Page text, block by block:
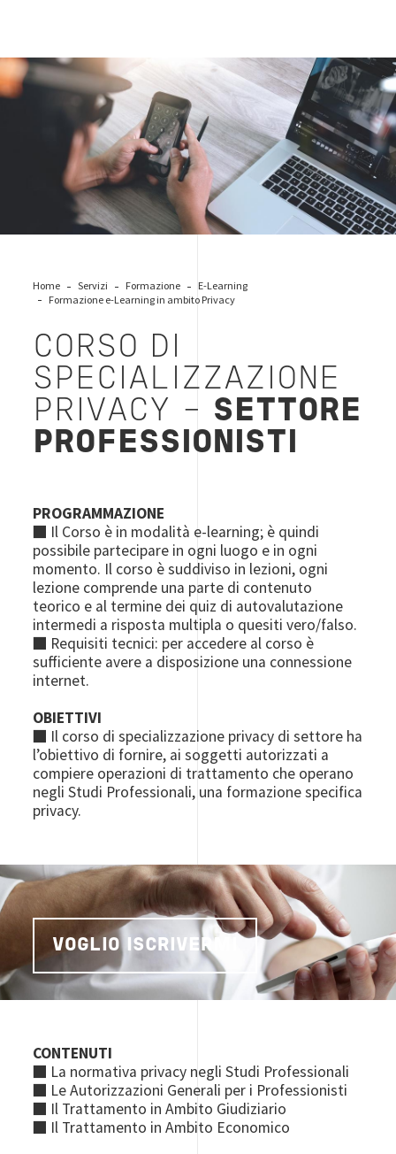
contact-mobile
Home Servizi Formazione
E-Learning
Formazione e-Learning in ambito Privacy
CORSO DI
SPECIALIZZAZIONE
PRIVACY - SETTORE
PROFESSIONISTI
PROGRAMMAZIONE
■ Il Corso è in modalità e-learning; è quindi
possibile partecipare in ogni luogo e in ogni
momento. Il corso è suddiviso in lezioni, ogni
lezione comprende una parte di contenuto
teorico e al termine dei quiz di autovalutazione
intermedi a risposta multipla o quesiti vero/falso.
■ Requisiti tecnici: per accedere al corso è
sufficiente avere a disposizione una connessione
internet.
OBIETTIVI
■ Il corso di specializzazione privacy di settore ha
l’obiettivo di fornire, ai soggetti autorizzati a
compiere operazioni di trattamento che operano
negli Studi Professionali, una formazione specifica
privacy.
VOGLIO ISCRIVERMI
CONTENUTI
■ La normativa privacy negli Studi Professionali
■ Le Autorizzazioni Generali per i Professionisti
■ Il Trattamento in Ambito Giudiziario
■ Il Trattamento in Ambito Economico